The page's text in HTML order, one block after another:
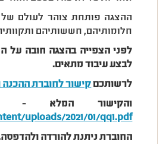
ההצגה פותחת צוהר לעולם
חלומותיהם, חששותיהם
לפני הצפייה בהצגה חובה על
לבצע עיבוד מתאים.
לרשותכםקישור לחוברת ההכנה
והקישור
uploads/2021/01/qq1.pdf
החוברת ניתנת להורדה